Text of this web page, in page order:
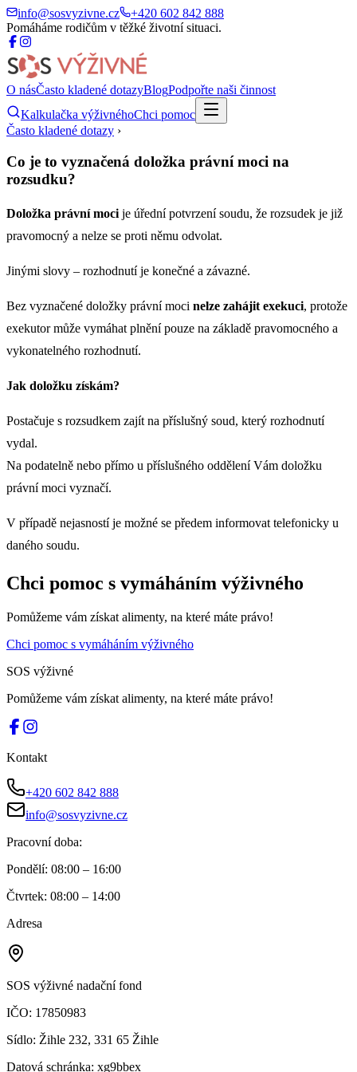
info@sosvyzivne.cz
+420 602 842 888
Pomáháme rodičům v těžké životní situaci.
O násČasto kladené dotazyBlogPodpořte naši činnost
Kalkulačka výživnéhoChci pomoc
Často kladené dotazy ›
Co je to vyznačená doložka právní moci na
rozsudku?
Doložka právní mocije úřední potvrzení soudu, že rozsudek je již
pravomocný a nelze se proti němu odvolat.
Jinými slovy – rozhodnutí je konečné a závazné.
Bez vyznačené doložky právní moci nelze zahájit exekuci, protože
exekutor může vymáhat plnění pouze na základě pravomocného a
vykonatelného rozhodnutí.
Jak doložku získám?
Postačuje s rozsudkem zajít na příslušný soud, který rozhodnutí
vydal.
Na podatelně nebo přímo u příslušného oddělení Vám doložku
právní moci vyznačí.
V případě nejasností je možné se předem informovat telefonicky u
daného soudu.
Chci pomoc s vymáháním výživného
Pomůžeme vám získat alimenty, na které máte právo!
Chci pomoc s vymáháním výživného
SOS výživné
Pomůžeme vám získat alimenty, na které máte právo!
Kontakt
+420 602 842 888
info@sosvyzivne.cz
Pracovní doba:
Pondělí: 08:00 – 16:00
Čtvrtek: 08:00 – 14:00
Adresa
SOS výživné nadační fond
IČO: 17850983
Sídlo: Žihle 232, 331 65 Žihle
Datová schránka: xg9bbex